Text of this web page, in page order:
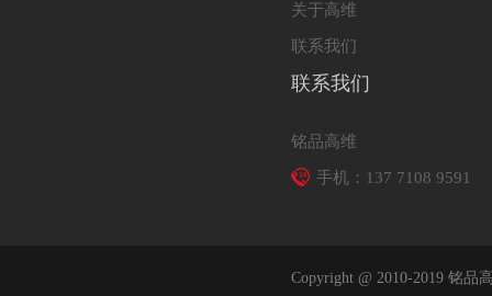
关于高维
联系我们
联系我们
铭品高维
手机：137 7108 9591
Copyright @ 2010-2019 铭